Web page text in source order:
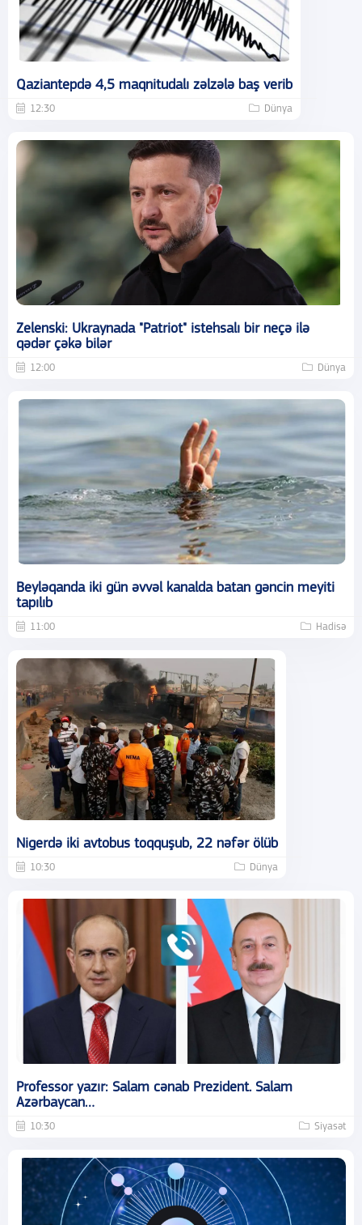
Qaziantepdə 4,5 maqnitudalı zəlzələ baş verib
12:30 Dünya
Zelenski: Ukraynada "Patriot" istehsalı bir neçə ilə
qədər çəkə bilər
12:00 Dünya
Beyləqanda iki gün əvvəl kanalda batan gəncin meyiti
tapılıb
11:00 Hadisə
Nigerdə iki avtobus toqquşub, 22 nəfər ölüb
10:30 Dünya
Professor yazır: Salam cənab Prezident. Salam
Azərbaycan…
10:30 Siyasət